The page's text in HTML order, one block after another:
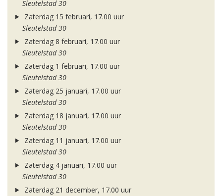
Sleutelstad 30
Zaterdag 15 februari, 17.00 uur
Sleutelstad 30
Zaterdag 8 februari, 17.00 uur
Sleutelstad 30
Zaterdag 1 februari, 17.00 uur
Sleutelstad 30
Zaterdag 25 januari, 17.00 uur
Sleutelstad 30
Zaterdag 18 januari, 17.00 uur
Sleutelstad 30
Zaterdag 11 januari, 17.00 uur
Sleutelstad 30
Zaterdag 4 januari, 17.00 uur
Sleutelstad 30
Zaterdag 21 december, 17.00 uur